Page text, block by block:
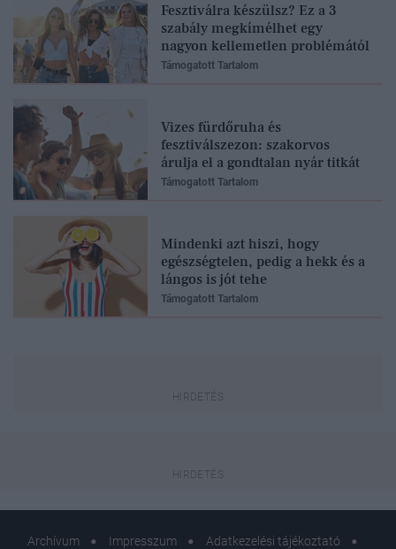
Fesztiválra készülsz? Ez a 3
szabály megkímélhet egy
nagyon kellemetlen problémától
Támogatott Tartalom
Vizes fürdőruha és
fesztiválszezon: szakorvos
árulja el a gondtalan nyár titkát
Támogatott Tartalom
Mindenki azt hiszi, hogy
egészségtelen, pedig a hekk és a
lángos is jót tehe
Támogatott Tartalom
Archívum Impresszum
Adatkezelési tájékoztató